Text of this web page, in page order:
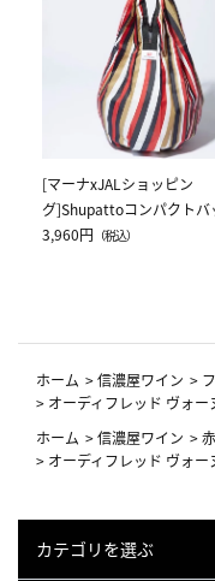
[マーナxJALショッピン
グ]Shupattoコンパクトバ
Drop JAL客室乗務員（LC
3,960円 （税込）
ホーム >信濃屋ワイン >
> オーディフレッド ヴォ
ホーム >信濃屋ワイン >
> オーディフレッド ヴォ
カテゴリを選ぶ